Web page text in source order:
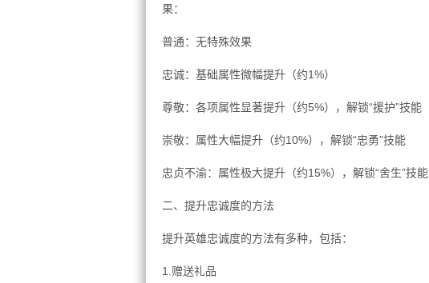
果：
普通：无特殊效果
忠诚：基础属性微幅提升（约1%）
尊敬：各项属性显著提升（约5%），解锁“援护”技能
崇敬：属性大幅提升（约10%），解锁“忠勇”技能
忠贞不渝：属性极大提升（约15%），解锁“舍生”技能
二、提升忠诚度的方法
提升英雄忠诚度的方法有多种，包括：
1.赠送礼品